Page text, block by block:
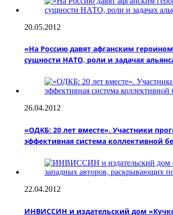
20.05.2012
«На Россию давят афганским
сущности НАТО, роли и задачах
26.04.2012
«ОДКБ: 20 лет вместе». Участники
эффективная система коллективной
22.04.2012
ИНВИССИН и издательский дом